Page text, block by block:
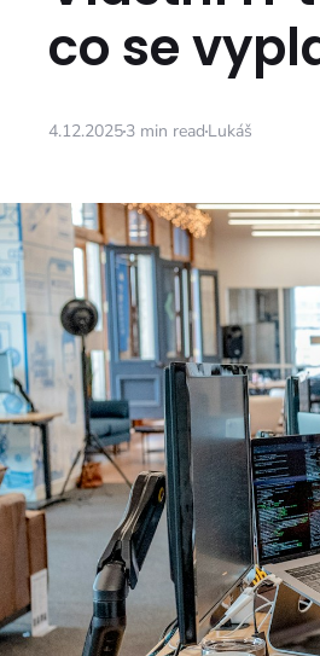
co se
4.12.20253 min read Lukáš